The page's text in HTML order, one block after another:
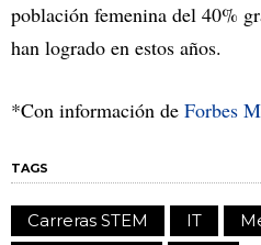
población femenina del 40%
han logrado en estos años.
*Con información de Forbes
TAGS
Carreras STEM IT